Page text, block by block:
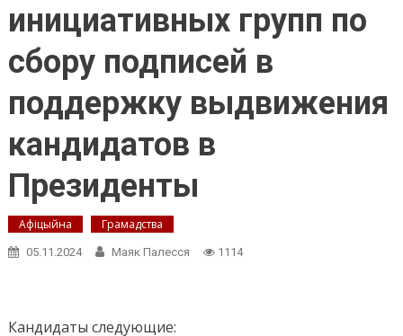
инициативных групп по
сбору подписей в
поддержку выдвижения
кандидатов в
Президенты
Афіцыйна Грамадства
05.11.2024 Маяк Палесся 1114
Кандидаты следующие: